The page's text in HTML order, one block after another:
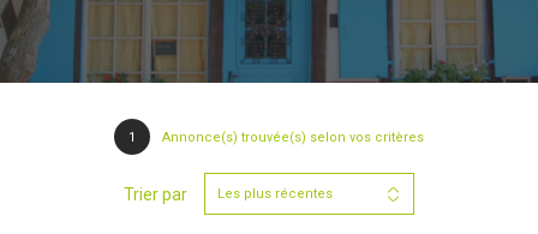
1 Annonce(s) trouvée(s) selon vos critères
Trier par Les plus récentes